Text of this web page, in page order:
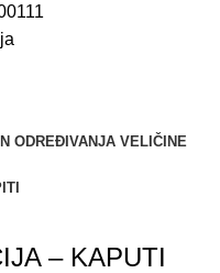
ODREĐIVANJA VELIČINE
– KAPUTI